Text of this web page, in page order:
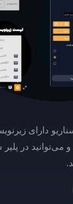
زیرنویس فارسی و
پلیر سایت و اپ